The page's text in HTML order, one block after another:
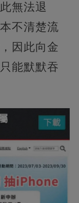
無法退
不清楚流
因此向金
能默默吞